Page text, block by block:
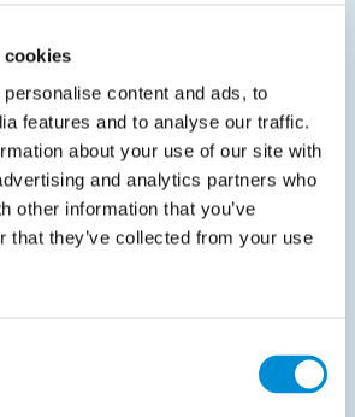
cookies
content and ads, to
features and to analyse our traffic.
about your use of our site with
and analytics partners who
other information that you’ve
that they’ve collected from your use
moeten worden bewaard voor
vult eerdere GoBD- en
aan voorafgaand aan 2025.